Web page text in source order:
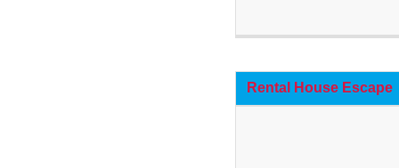
Rental House Escape